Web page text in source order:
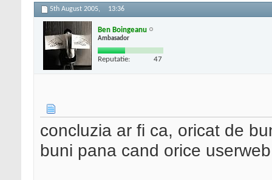
5th August 2005, 13:36
Ben Boingeanu
Ambasador
Reputatie: 47
concluzia ar fi ca, oricat de
buni pana cand orice